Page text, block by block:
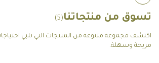
تسوق من منتجاتنا (5)
اكتشف مجموعة متنوعة من المنتجات التي تلبي
مريحة وسهلة.